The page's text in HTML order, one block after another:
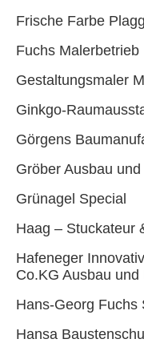
Frische Farbe
Fuchs Malerbetrieb
Gestaltungsmaler
Ginkgo-
Görgens
Gröber Ausbau
Grünagel Special
Haag – Stuckateur
Hafeneger
Co.KG Ausbau und
Hans-Georg Fuchs
Hansa